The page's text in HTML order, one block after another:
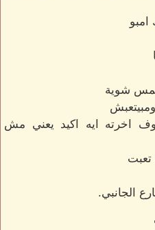
امبو
شوية
اخرته ايه اكيد يعني مش
الجانبي.